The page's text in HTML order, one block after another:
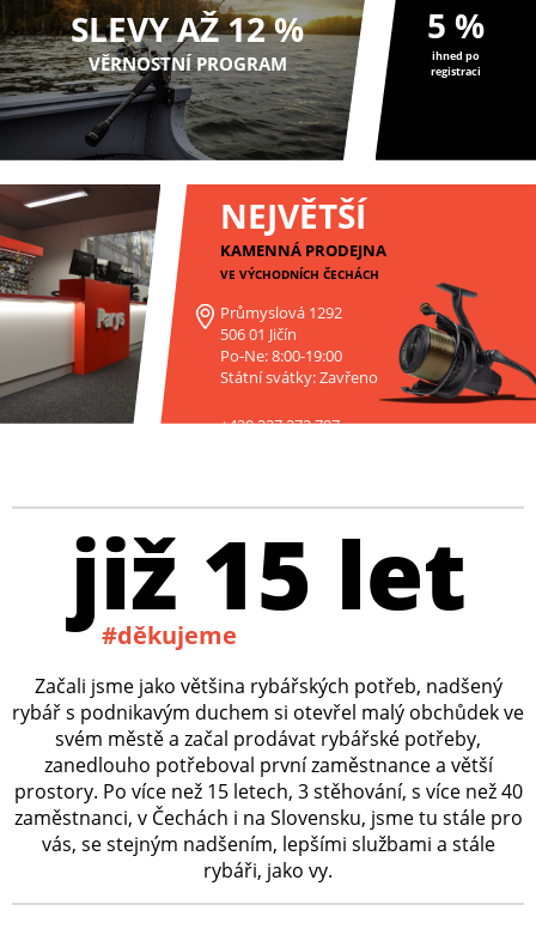
SLEVY AŽ 12 %
VĚRNOSTNÍ PROGRAM
5 %
ihned po
registraci
NEJVĚTŠÍ
KAMENNÁ PRODEJNA
VE VÝCHODNÍCH ČECHÁCH
Průmyslová 1292
506 01 Jičín
Po-Ne: 8:00-19:00
Státní svátky: Zavřeno
+420 227 272 797
již 15 let
#děkujeme
Začali jsme jako většina rybářských potřeb, nadšený
rybář s podnikavým duchem si otevřel malý obchůdek ve
svém městě a začal prodávat rybářské potřeby,
zanedlouho potřeboval první zaměstnance a větší
prostory. Po více než 15 letech, 3 stěhování, s více než 40
zaměstnanci, v Čechách i na Slovensku, jsme tu stále pro
vás, se stejným nadšením, lepšími službami a stále
rybáři, jako vy.